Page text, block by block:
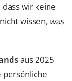
wir keine
wissen, was
aus 2025
persönliche